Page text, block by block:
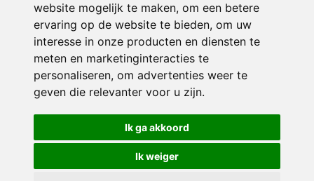
website mogelijk te maken, om een betere
ervaring op de website te bieden, om uw
interesse in onze producten en diensten te
meten en marketinginteracties te
personaliseren, om advertenties weer te
geven die relevanter voor u zijn.
Ik ga akkoord
Ik weiger
© 2026 Avonturijn | Alle rechten voorbehouden
Privacy policy|Disclaimer| Klachtenregeling|RSIN en Anbi
voorkeuren
Crealisatie The MindOffice